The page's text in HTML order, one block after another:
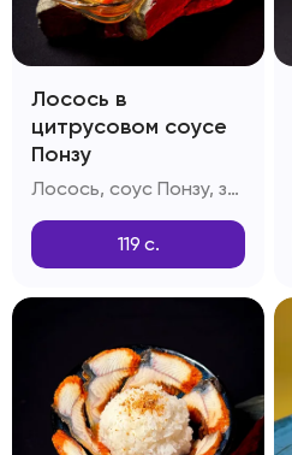
Лосось в
цитрусовом соусе
Понзу
Лосось, соус Понзу, зелень, дайкон
119 с.